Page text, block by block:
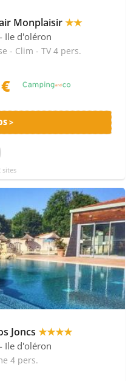
Monplaisir★★
- Ile d'oléron
- Clim - TV 4 pers.
>
sites
Joncs ★★★★
- Ile d'oléron
4 pers.